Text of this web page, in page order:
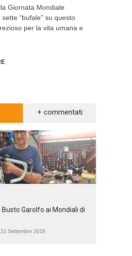
Giornata Mondiale
sette “bufale” su questo
per la vita umana e
+ commentati
Busto Garolfo ai Mondiali di
21 Settembre 2018